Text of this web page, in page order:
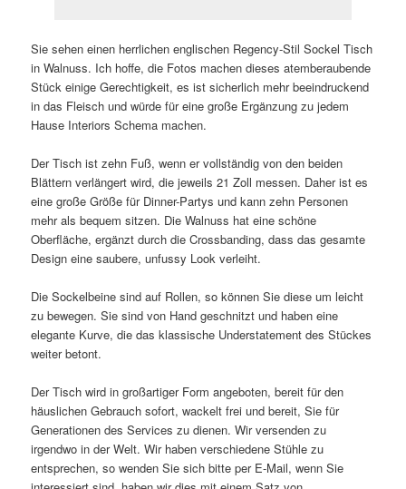
Sie sehen einen herrlichen englischen Regency-Stil Sockel Tisch
in Walnuss. Ich hoffe, die Fotos machen dieses atemberaubende
Stück einige Gerechtigkeit, es ist sicherlich mehr beeindruckend
in das Fleisch und würde für eine große Ergänzung zu jedem
Hause Interiors Schema machen.
Der Tisch ist zehn Fuß, wenn er vollständig von den beiden
Blättern verlängert wird, die jeweils 21 Zoll messen. Daher ist es
eine große Größe für Dinner-Partys und kann zehn Personen
mehr als bequem sitzen. Die Walnuss hat eine schöne
Oberfläche, ergänzt durch die Crossbanding, dass das gesamte
Design eine saubere, unfussy Look verleiht.
Die Sockelbeine sind auf Rollen, so können Sie diese um leicht
zu bewegen. Sie sind von Hand geschnitzt und haben eine
elegante Kurve, die das klassische Understatement des Stückes
weiter betont.
Der Tisch wird in großartiger Form angeboten, bereit für den
häuslichen Gebrauch sofort, wackelt frei und bereit, Sie für
Generationen des Services zu dienen. Wir versenden zu
irgendwo in der Welt. Wir haben verschiedene Stühle zu
entsprechen, so wenden Sie sich bitte per E-Mail, wenn Sie